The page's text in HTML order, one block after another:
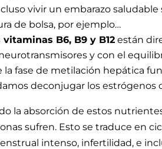
vivir un embarazo
de bolsa, por ejemplo…
vitaminas B6, B9 y B12 están
y con el
la fase de metilación hepática
deconjugar los estrógenos
la absorción de estos
sufren. Esto se traduce en
intenso, infertilidad, e